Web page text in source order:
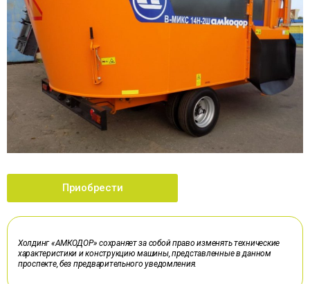
Приобрести
Холдинг «АМКОДОР» сохраняет за собой право изменять технические
характеристики и конструкцию машины, представленные в данном
проспекте, без предварительного уведомления.